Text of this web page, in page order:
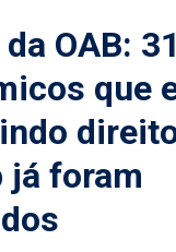
OAB:
que
já foram